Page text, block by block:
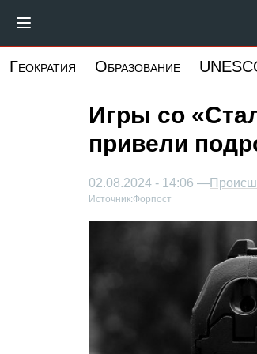
основному
Геократия Образование
Игры со
привели
02.08.2024 - 14:06 —
Источник:Форпост